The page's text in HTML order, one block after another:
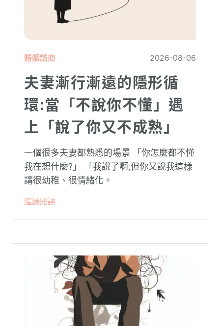
婚姻諮商 2026-08-06
夫妻漸行漸遠的隱形循
環:當「不說你不懂」遇
上「說了你又不成熟」
一個很多夫妻都熟悉的場景 「你怎麼都不懂
我在想什麼?」 「我說了啊,但你又說我這樣
講很幼稚、很情緒化。
繼續閱讀